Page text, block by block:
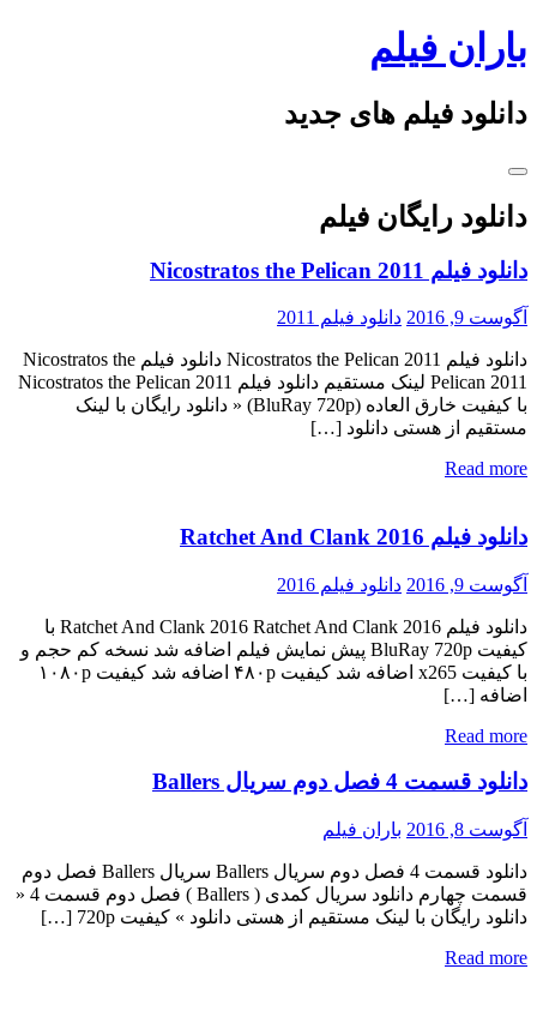
Skip
to
content
باران فیلم
دانلود فیلم های جدید
دانلود رایگان فیلم
دانلود فیلم Nicostratos the Pelican 2011
آگوست 9, 2016 دانلود فیلم 2011
دانلود فیلم Nicostratos the Pelican 2011 دانلود فیلم Nicostratos the
Pelican 2011 لینک مستقیم دانلود فیلم Nicostratos the Pelican 2011
با کیفیت خارق العاده (BluRay 720p) « دانلود رایگان با لینک
مستقیم از هستی دانلود […]
Read more
دانلود فیلم Ratchet And Clank 2016
آگوست 9, 2016 دانلود فیلم 2016
دانلود فیلم Ratchet And Clank 2016 Ratchet And Clank 2016 با
کیفیت BluRay 720p پیش نمایش فیلم اضافه شد نسخه کم حجم و
با کیفیت x265 اضافه شد کیفیت ۴۸۰p اضافه شد کیفیت ۱۰۸۰p
اضافه […]
Read more
دانلود قسمت 4 فصل دوم سریال Ballers
آگوست 8, 2016 باران فیلم
دانلود قسمت 4 فصل دوم سریال Ballers سریال Ballers فصل دوم
قسمت چهارم دانلود سریال کمدی ( Ballers ) فصل دوم قسمت 4 «
دانلود رایگان با لینک مستقیم از هستی دانلود » کیفیت 720p […]
Read more